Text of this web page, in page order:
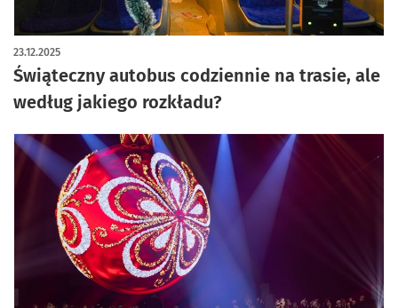
Świąteczny autobus codziennie na trasie, ale
według jakiego rozkładu?
23.12.2025
artykuł z galerią zdjęć